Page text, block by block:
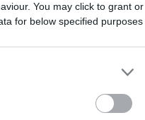
You may click to grant or
for below specified purposes
és